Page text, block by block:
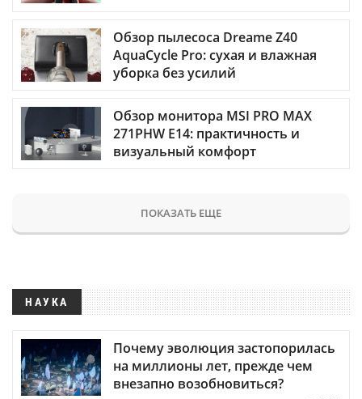
Обзор пылесоса Dreame Z40
AquaCycle Pro: сухая и влажная
уборка без усилий
Обзор монитора MSI PRO MAX
271PHW E14: практичность и
визуальный комфорт
ПОКАЗАТЬ ЕЩЕ
НАУКА
Почему эволюция застопорилась
на миллионы лет, прежде чем
внезапно возобновиться?